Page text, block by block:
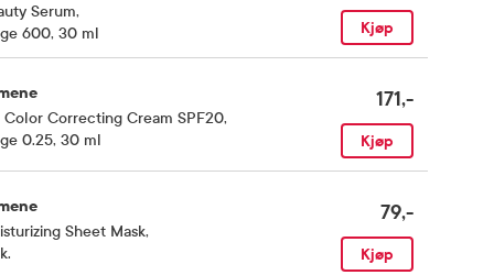
Serum,
600, 30 ml
Kjøp
Color Correcting Cream SPF20,
0.25, 30 ml
171,-
Kjøp
Sheet Mask,
79,-
Kjøp